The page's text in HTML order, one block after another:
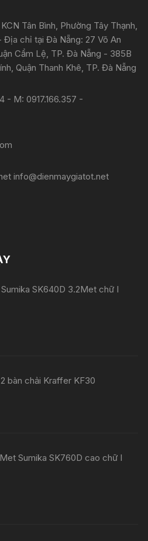
Tân Bình, Phường Tây Thạnh,
Địa chỉ tại Đà Nẵng: 27 Võ An
Cẩm Lệ, TP. Đà Nẵng - 385B
Quận Thanh Khê, TP. Đà Nẵng
- M: 0917.166.357 -
info@dienmaygiatot.net
SK640D 3.2Met chữ I
bàn chải Kraffer KF30
Sumika SK760D cao chữ I